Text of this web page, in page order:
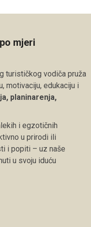
mjeri
turističkog vodiča pruža
motivaciju, edukaciju i
planinarenja,
i egzotičnih
u prirodi ili
i popiti – uz naše
u svoju iduću